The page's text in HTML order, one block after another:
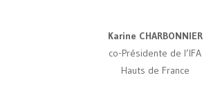
Karine CHARBONNIER
co-Présidente de l’IFA
Hauts de France